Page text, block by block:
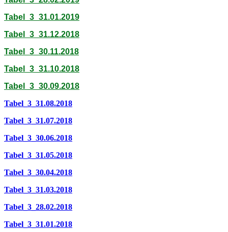
Tabel_3_31.01.2019
Tabel_3_31.12.2018
Tabel_3_30.11.2018
Tabel_3_31.10.2018
Tabel_3_30.09.2018
Tabel_3_31.08.2018
Tabel_3_31.07.2018
Tabel_3_30.06.2018
Tabel_3_31.05.2018
Tabel_3_30.04.2018
Tabel_3_31.03.2018
Tabel_3_28.02.2018
Tabel_3_31.01.2018